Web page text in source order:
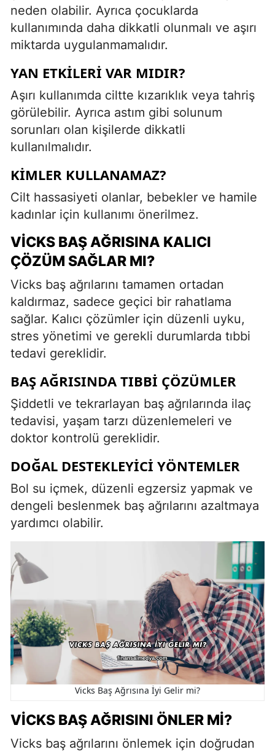
neden olabilir. Ayrıca çocuklarda
kullanımında daha dikkatli olunmalı ve aşırı
miktarda uygulanmamalıdır.
YAN ETKILERI VAR MIDIR?
Aşırı kullanımda ciltte kızarıklık veya tahriş
görülebilir. Ayrıca astım gibi solunum
sorunları olan kişilerde dikkatli
kullanılmalıdır.
KIMLER KULLANAMAZ?
Cilt hassasiyeti olanlar, bebekler ve hamile
kadınlar için kullanımı önerilmez.
VICKS BAŞ AĞRISINA KALICI
ÇÖZÜM SAĞLAR MI?
Vicks baş ağrılarını tamamen ortadan
kaldırmaz, sadece geçici bir rahatlama
sağlar. Kalıcı çözümler için düzenli uyku,
stres yönetimi ve gerekli durumlarda tıbbi
tedavi gereklidir.
BAŞ AĞRISINDA TIBBI ÇÖZÜMLER
Şiddetli ve tekrarlayan baş ağrılarında ilaç
tedavisi, yaşam tarzı düzenlemeleri ve
doktor kontrolü gereklidir.
DOĞAL DESTEKLEYICI YÖNTEMLER
Bol su içmek, düzenli egzersiz yapmak ve
dengeli beslenmek baş ağrılarını azaltmaya
yardımcı olabilir.
Vicks Baş Ağrısına İyi Gelir mi?
VICKS BAŞ AĞRISINI ÖNLER MI?
Vicks baş ağrılarını önlemek için doğrudan